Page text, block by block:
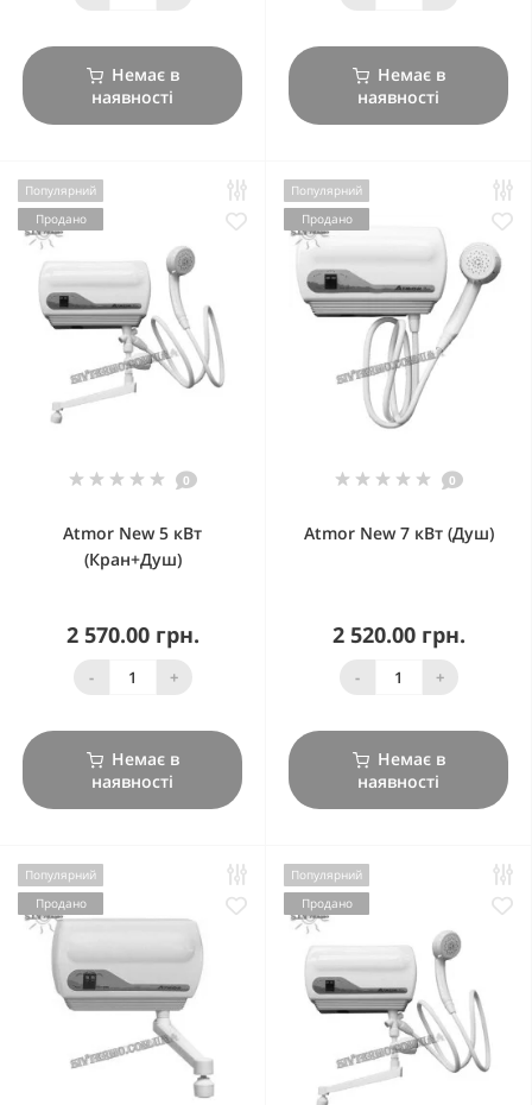
Немає в
наявності
Немає в
наявності
Популярний
Продано
0
Atmor New 5 кВт
(Кран+Душ)
2 570.00 грн.
- +
Немає в
наявності
Популярний
Продано
0
Atmor New 7 кВт (Душ)
2 520.00 грн.
- +
Немає в
наявності
Популярний
Продано
Популярний
Продано